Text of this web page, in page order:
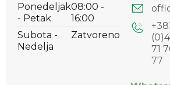
Ponedeljak
- Petak
08:00 -
16:00
Subota -
Nedelja
Zatvoreno
71
77